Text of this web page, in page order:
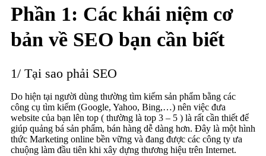
Phần 1: Các khái niệm cơ
bản về SEO bạn cần biết
1/ Tại sao phải SEO
Do hiện tại người dùng thường tìm kiếm sản phẩm bằng các
công cụ tìm kiếm (Google, Yahoo, Bing,…) nên việc đưa
website của bạn lên top ( thường là top 3 – 5 ) là rất cần thiết để
giúp quảng bá sản phẩm, bán hàng dễ dàng hơn. Đây là một hình
thức Marketing online bền vững và đang được các công ty ưa
chuộng làm đầu tiên khi xây dựng thương hiệu trên Internet.